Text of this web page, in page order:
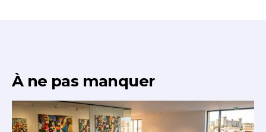
À ne pas manquer